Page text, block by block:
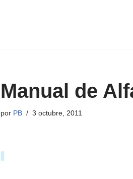
Manual de
por PB 3 octubre, 2011